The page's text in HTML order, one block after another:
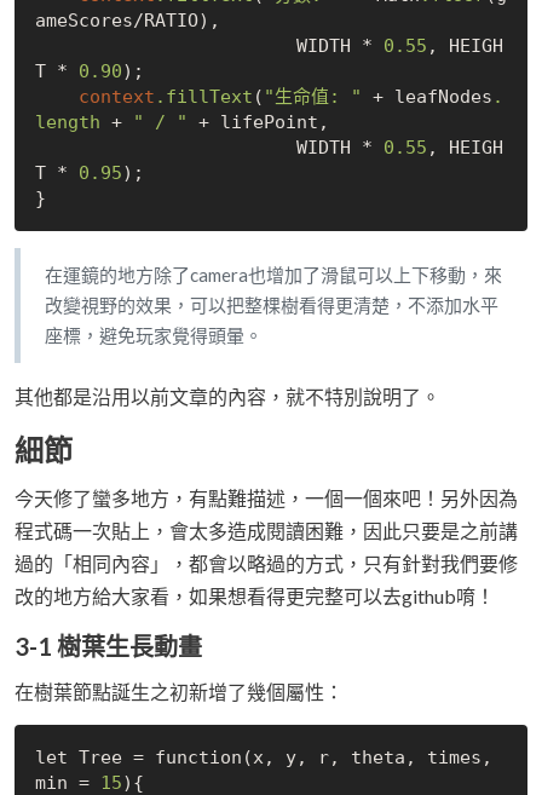
ameScores/RATIO),
                        WIDTH *
0 .55 , HEIGH
T * 0 .90);
context .fillText ( "生命值: " + leafNodes .
length + " / " + lifePoint,
                        WIDTH *
0 .55 , HEIGH
T * 0 .95);
在運鏡的地方除了camera也增加了滑鼠可以上下移動，來
改變視野的效果，可以把整棵樹看得更清楚，不添加水平
座標，避免玩家覺得頭暈。
其他都是沿用以前文章的內容，就不特別說明了。
細節
今天修了蠻多地方，有點難描述，一個一個來吧！另外因為
程式碼一次貼上，會太多造成閱讀困難，因此只要是之前講
過的「相同內容」，都會以略過的方式，只有針對我們要修
改的地方給大家看，如果想看得更完整可以去github唷！
3-1 樹葉生長動畫
在樹葉節點誕生之初新增了幾個屬性：
let Tree = function(x, y, r, theta, times,
min = 15){